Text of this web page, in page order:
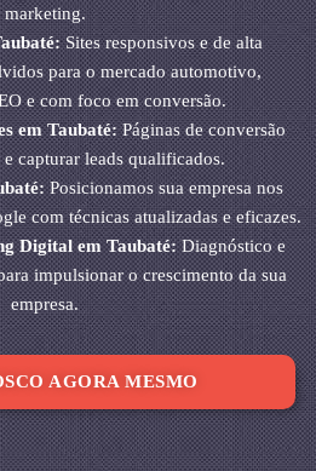
marketing.
Sites responsivos e de alta
para o mercado automotivo,
e com foco em conversão.
em Taubaté:Páginas de conversão
capturar leads qualificados.
Posicionamos sua empresa nos
com técnicas atualizadas e eficazes.
Digital em Taubaté:Diagnóstico e
impulsionar o crescimento da sua
empresa.
AGORA MESMO